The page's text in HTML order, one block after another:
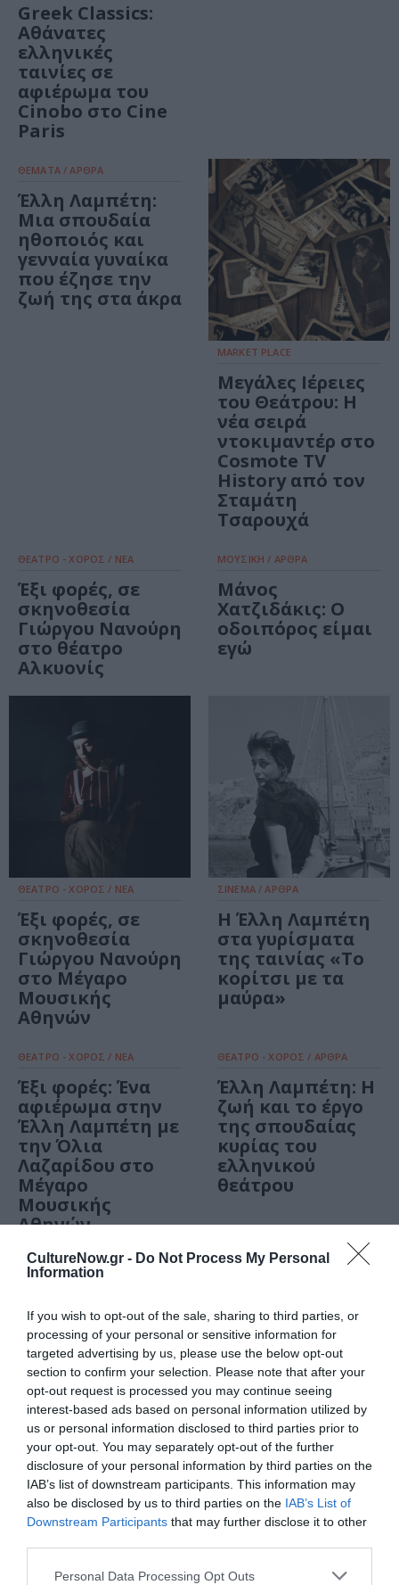
CultureNow.gr - Do Not Process My Personal
Information
If you wish to opt-out of the sale, sharing to third parties, or
processing of your personal or sensitive information for
targeted advertising by us, please use the below opt-out
section to confirm your selection. Please note that after your
opt-out request is processed you may continue seeing
interest-based ads based on personal information utilized by
us or personal information disclosed to third parties prior to
your opt-out. You may separately opt-out of the further
disclosure of your personal information by third parties on the
IAB’s list of downstream participants. This information may
also be disclosed by us to third parties on the IAB’s List of
Downstream Participants that may further disclose it to other
Personal Data Processing Opt Outs
Greek Classics:
Αθάνατες
ελληνικές
ταινίες σε
αφιέρωμα του
Cinobo στο Cine
Paris
ΘΕΜΑΤΑ / ΑΡΘΡΑ
Έλλη Λαμπέτη:
Μια σπουδαία
ηθοποιός και
γενναία γυναίκα
που έζησε την
ζωή της στα άκρα
MARKET PLACE
Μεγάλες Ιέρειες
του Θεάτρου: Η
νέα σειρά
ντοκιμαντέρ στο
Cosmote TV
History από τον
Σταμάτη
Τσαρουχά
ΘΕΑΤΡΟ - ΧΟΡΟΣ / ΝΕΑ
Έξι φορές, σε
σκηνοθεσία
Γιώργου Νανούρη
στο θέατρο
Αλκυονίς
ΜΟΥΣΙΚΗ / ΑΡΘΡΑ
Μάνος
Χατζιδάκις: Ο
οδοιπόρος είμαι
εγώ
ΘΕΑΤΡΟ - ΧΟΡΟΣ / ΝΕΑ
Έξι φορές, σε
σκηνοθεσία
Γιώργου Νανούρη
στο Μέγαρο
Μουσικής
Αθηνών
ΣΙΝΕΜΑ / ΑΡΘΡΑ
Η Έλλη Λαμπέτη
στα γυρίσματα
της ταινίας «Το
κορίτσι με τα
μαύρα»
ΘΕΑΤΡΟ - ΧΟΡΟΣ / ΝΕΑ
Έξι φορές: Ένα
αφιέρωμα στην
Έλλη Λαμπέτη με
την Όλια
Λαζαρίδου στο
Μέγαρο
Μουσικής
Αθηνών
ΘΕΑΤΡΟ - ΧΟΡΟΣ / ΑΡΘΡΑ
Έλλη Λαμπέτη: H
ζωή και το έργο
της σπουδαίας
κυρίας του
ελληνικού
θεάτρου
ΘΕΜΑΤΑ / ΝΕΑ
Το Ψηφιακό
Πρόγραμμα από
το ΥΠΠΟΑ
σπουδαίες
ταινίες και
ΣΙΝΕΜΑ / ΝΕΑ
Προβολή της
ταινίας «Το
Κορίτσι με τα
Ίδρυμα Μιχάλης
Κακογιάννης